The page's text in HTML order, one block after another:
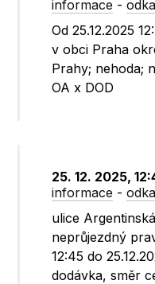
informace -
Od 25.12.2025
v obci Praha
Prahy; nehoda;
OA x DOD
25. 12. 2025,
informace -
ulice
neprůjezdný
12:45 do
dodávka, směr